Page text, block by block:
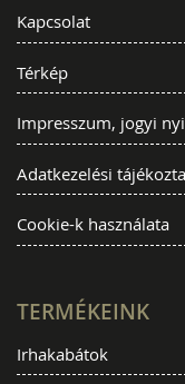
Kapcsolat
Térkép
Impresszum, jogyi
Adatkezelési
Cookie-k használata
TERMÉKEINK
Irhakabátok